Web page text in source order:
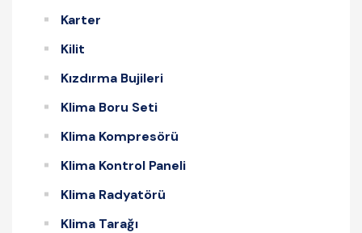
Karter
Kilit
Kızdırma Bujileri
Klima Boru Seti
Klima Kompresörü
Klima Kontrol Paneli
Klima Radyatörü
Klima Tarağı